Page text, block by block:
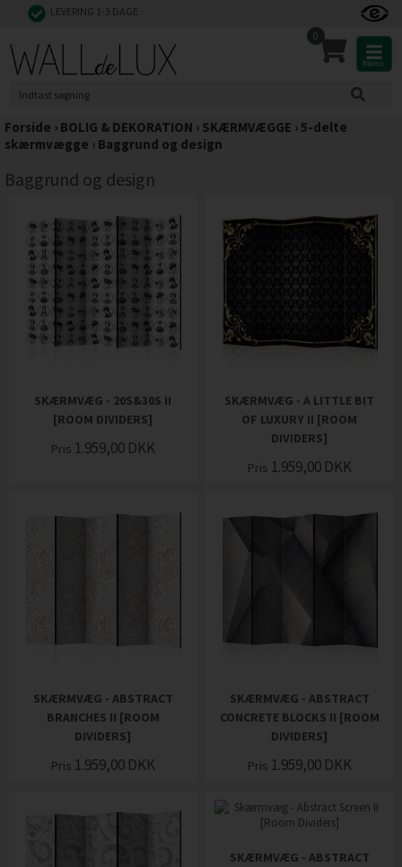
LEVERING 1-3 DAGE
0
Menu
Forside › BOLIG & DEKORATION › SKÆRMVÆGGE ›5-delte
skærmvægge › Baggrund og design
Baggrund og design
SKÆRMVÆG - 20S&30S II
[ROOM DIVIDERS]
Pris 1.959,00 DKK
SKÆRMVÆG - A LITTLE BIT
OF LUXURY II [ROOM
DIVIDERS]
Pris 1.959,00 DKK
SKÆRMVÆG - ABSTRACT
BRANCHES II [ROOM
DIVIDERS]
Pris 1.959,00 DKK
SKÆRMVÆG - ABSTRACT
CONCRETE BLOCKS II [ROOM
DIVIDERS]
Pris 1.959,00 DKK
SKÆRMVÆG - ABSTRACT